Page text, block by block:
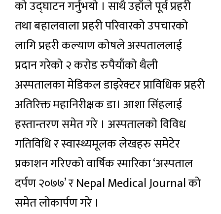
को उद्‍घाटन गर्नुभयो । साथै उहाँले पूर्व प्रहरी
तथा बहालवाला प्रहरी परिवारको उपचारको
लागि प्रहरी कल्याण कोषले अस्पताललाई
प्रदान गरेको २ करोड रुपैयाँको थैली
अस्पतालका मेडिकल डाइरेक्टर प्राविधिक प्रहरी
अतिरिक्त महानिरीक्षक डा। आशा सिंहलाई
हस्तान्तरण समेत गरे । अस्पतालको विविध
गतिविधि र स्वास्थ्यमूलक लेखहरु समेटेर
प्रकाशन गरिएको वार्षिक स्मारिका ‘अस्पताल
दर्पण २०७७’ र Nepal Medical Journal को
समेत लोकार्पण गरे ।